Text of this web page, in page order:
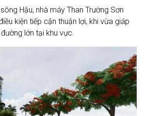
Hậu, nhà máy Than Trường Sơn
kiện tiếp cận thuận lợi, khi vừa giáp
lớn tại khu vực.